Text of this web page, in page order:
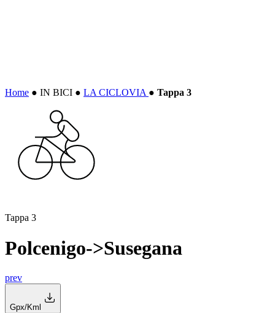
Home ● IN BICI ● LA CICLOVIA ● Tappa 3
Tappa 3
Polcenigo->Susegana
prev
Gpx/Kml